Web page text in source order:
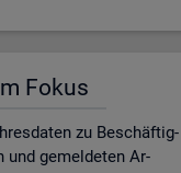
Fokus
zu Be­schäf­tig­
und ge­mel­de­ten Ar­